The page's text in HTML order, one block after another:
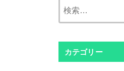
カテゴリー